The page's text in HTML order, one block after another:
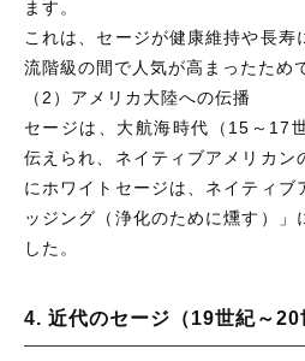
ます。
これは、セージが健康維持や長寿
流階級の間で人気が高まったため
（2）アメリカ大陸への伝播
セージは、大航海時代（15～17
伝えられ、ネイティブアメリカン
にホワイトセージは、ネイティブ
ッジング（浄化のために燻す）」
した。
4. 近代のセージ（19世紀～20